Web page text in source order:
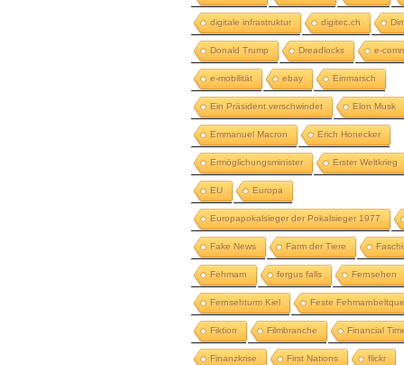
digitale infrastruktur digitec.ch
Donald Trump Dreadlocks e-
e-mobilität ebay Einmarsch
Ein Präsident verschwindet Elon Musk
Emmanuel Macron Erich Honecker
Ermöglichungsminister Erster Weltkrieg
EU Europa
Europapokalsieger der Pokalsieger 1977
Fake News Farm der Tiere
Fehmarn fergus falls Fernsehen
Fernsehturm Kiel Feste
Fiktion Filmbranche Financial
Finanzkrise First Nations flickr